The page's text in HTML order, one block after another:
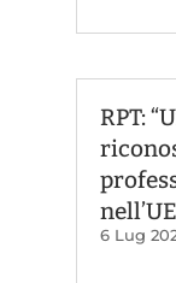
RPT:
6 Lug